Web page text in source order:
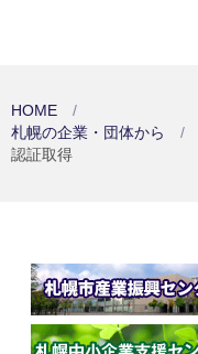
HOME
札幌の企業・団体から
認証取得